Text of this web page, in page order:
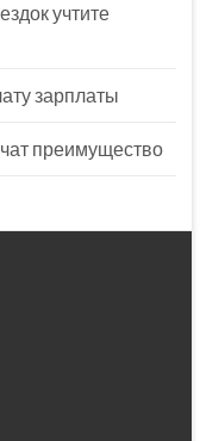
учтите
зарплаты
преимущество